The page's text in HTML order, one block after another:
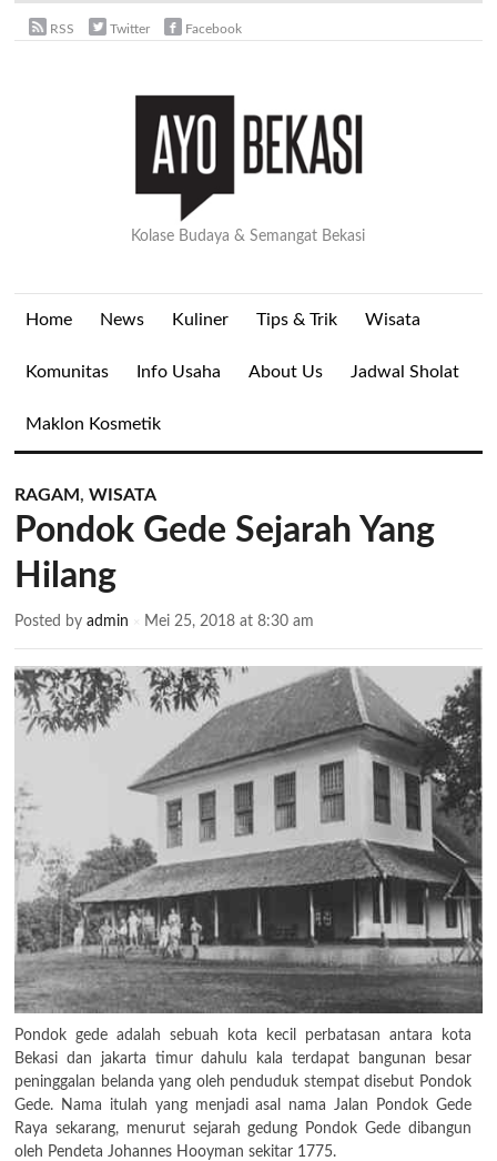
RSS Twitter Facebook
Kolase Budaya & Semangat Bekasi
Home News Kuliner Tips & Trik Wisata
Komunitas Info Usaha About Us Jadwal Sholat
Maklon Kosmetik
RAGAM,WISATA
Pondok Gede Sejarah Yang
Hilang
Posted byadmin × Mei 25, 2018 at 8:30 am
Pondok gede adalah sebuah kota kecil perbatasan antara kota
Bekasi dan jakarta timur dahulu kala terdapat bangunan besar
peninggalan belanda yang oleh penduduk stempat disebut Pondok
Gede. Nama itulah yang menjadi asal nama Jalan Pondok Gede
Raya sekarang, menurut sejarah gedung Pondok Gede dibangun
oleh Pendeta Johannes Hooyman sekitar 1775.